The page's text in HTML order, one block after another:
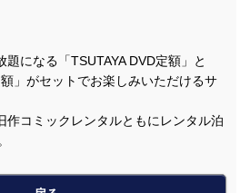
になる「TSUTAYA DVD定額」と
額」がセットでお楽しみいただけるサ
コミックレンタルともにレンタル泊